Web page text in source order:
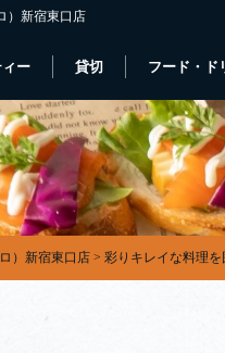
）新宿東口店
ー 貸切 フード・ド
）新宿東口店 > 彩りキレイな料理